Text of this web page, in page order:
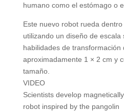
humano como el estómago o
Este nuevo robot rueda
utilizando un diseño de escala
habilidades de transformación
aproximadamente 1 × 2 cm y
tamaño.
VIDEO
Scientists develop
robot inspired by the pangolin